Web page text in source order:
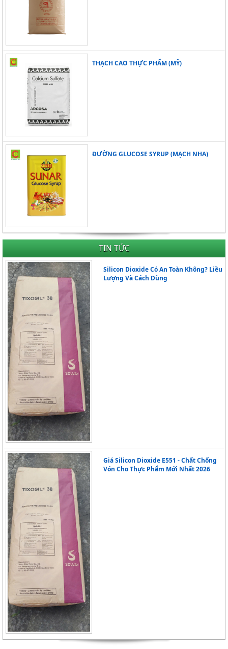
THẠCH CAO THỰC PHẨM (MỸ)
ĐƯỜNG GLUCOSE SYRUP (MẠCH NHA)
TIN TỨC
Silicon Dioxide Có An Toàn Không? Liều
Lượng Và Cách Dùng
Giá Silicon Dioxide E551 - Chất Chống
Vón Cho Thực Phẩm Mới Nhất 2026